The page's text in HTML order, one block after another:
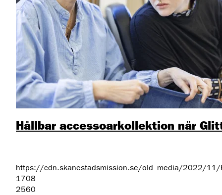
Hållbar accessoarkollektion när
https://cdn.skanestadsmission.se/old_media/2022/11/
1708
2560